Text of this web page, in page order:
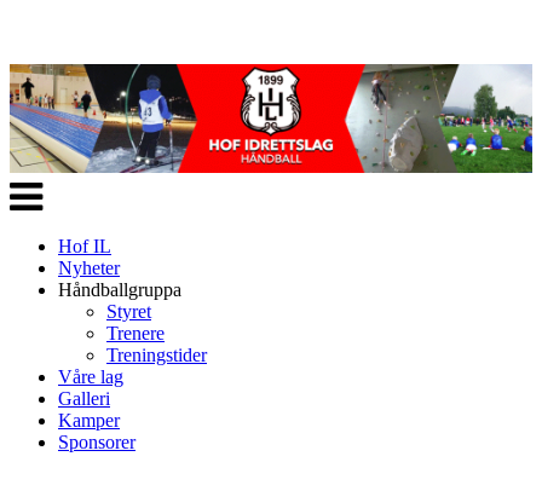
Veksle
navigasjon
Hof IL
Nyheter
Håndballgruppa
Styret
Trenere
Treningstider
Våre lag
Galleri
Kamper
Sponsorer